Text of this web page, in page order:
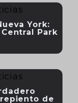
York:
Park
de